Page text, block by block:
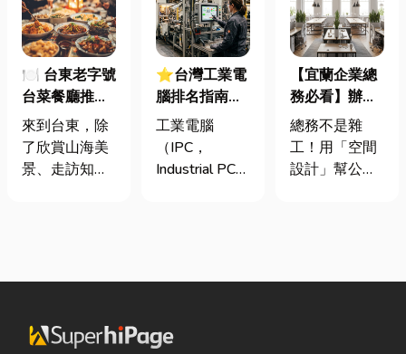
🍽️ 台東老字號
台菜餐廳推薦
｜在地人聚餐
首選，經典合
菜一次滿足
來到台東，除
了欣賞山海美
景、走訪知名
相較於一般小
台菜餐廳更能
展現台東的人
⭐台灣工業電
腦排名指南：
台灣三大工業
電腦龍頭有哪
些？工廠採購
工業電腦
（IPC，
Industrial PC）
的硬體運算平
自動化或升級
【宜蘭企業總
務必看】辦公
室如何打造高
效能職場？從
辦公桌椅、系
總務不是雜
工！用「空間
設計」幫公司
公室時，常覺